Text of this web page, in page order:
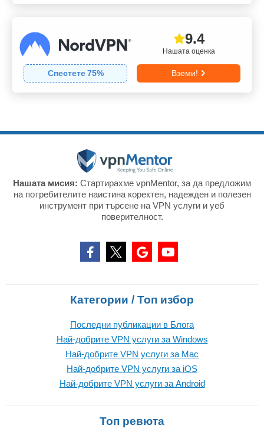
Нашата оценка
9.4
Спестете 75% Вземи!
Нашата мисия: Стартирахме vpnMentor, за да предложим
на потребителите наистина коректен, надежден и полезен
инструмент при търсене на VPN услуги и уеб
поверителност.
Категории / Топ избор
Последни публикации в Блога
Най-добрите VPN услуги за Windows
Най-добрите VPN услуги за Mac
Най-добрите VPN услуги за iOS
Най-добрите VPN услуги за Android
Топ ревюта